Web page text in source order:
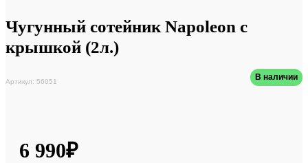
Чугунный сотейник Napoleon с
крышкой (2л.)
Артикул: 56051 В наличии
6 990₽